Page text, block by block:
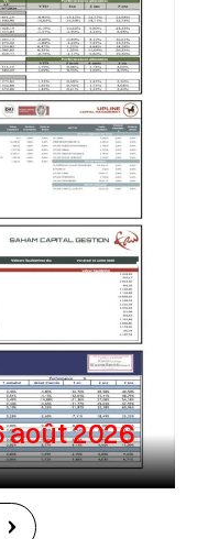
août 2026